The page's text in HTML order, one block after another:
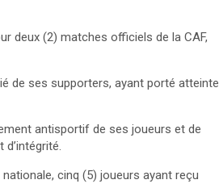
deux (2) matches officiels de la CAF,
de ses supporters, ayant porté atteinte
antisportif de ses joueurs et de
nationale, cinq (5) joueurs ayant reçu